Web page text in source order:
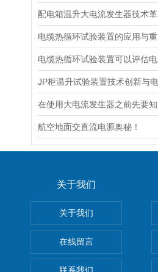
航空地面交直流电源奥秘！
关于我们
关于我们
在线留言